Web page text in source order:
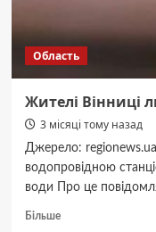
Область
Жителі Вінниці
3 місяці тому назад
Джерело: regionews.ua
водопровідною
води Про це
БільшеДокладніше